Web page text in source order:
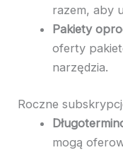
razem, aby
Pakiety
oferty
narzędzia.
Roczne
mogą